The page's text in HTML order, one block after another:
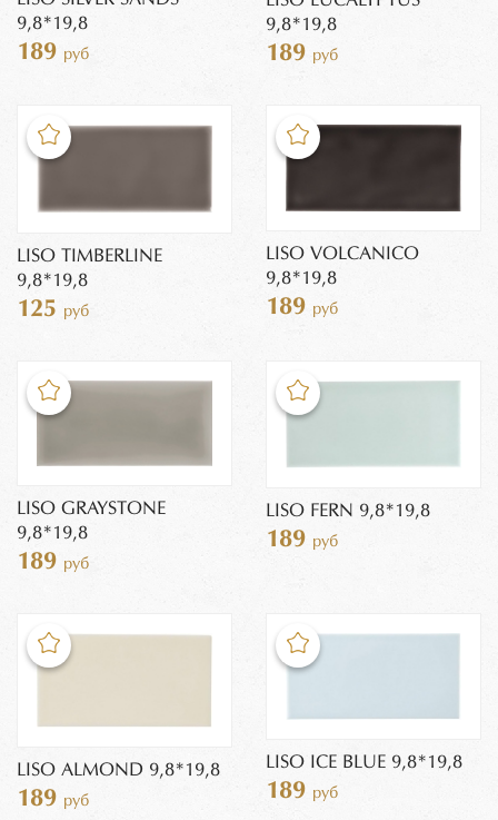
9,8*19,8
189 руб
9,8*19,8
189 руб
LISO TIMBERLINE
9,8*19,8
125 руб
LISO VOLCANICO
9,8*19,8
189 руб
LISO GRAYSTONE
9,8*19,8
189 руб
LISO FERN 9,8*19,8
189 руб
LISO ALMOND 9,8*19,8
189 руб
LISO ICE BLUE 9,8*19,8
189 руб